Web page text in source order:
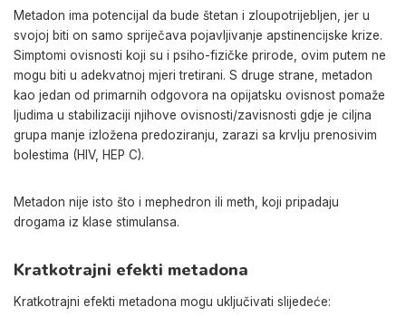
Metadon ima potencijal da bude štetan i zloupotrijebljen, jer u
svojoj biti on samo spriječava pojavljivanje apstinencijske krize.
Simptomi ovisnosti koji su i psiho-fizičke prirode, ovim putem ne
mogu biti u adekvatnoj mjeri tretirani. S druge strane, metadon
kao jedan od primarnih odgovora na opijatsku ovisnost pomaže
ljudima u stabilizaciji njihove ovisnosti/zavisnosti gdje je ciljna
grupa manje izložena predoziranju, zarazi sa krvlju prenosivim
bolestima (HIV, HEP C).
Metadon nije isto što i mephedron ili meth, koji pripadaju
drogama iz klase stimulansa.
Kratkotrajni efekti metadona
Kratkotrajni efekti metadona mogu uključivati ​​slijedeće: